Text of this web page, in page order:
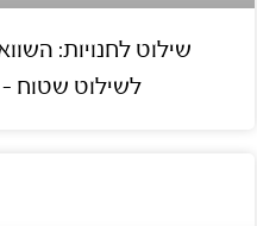
שילוט לחנויות:
לשילוט שטוח –